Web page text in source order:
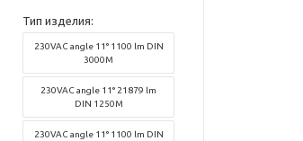
Тип изделия:
230VAC angle 11° 1100 lm DIN
3000M
230VAC angle 11° 21879 lm
DIN 1250M
230VAC angle 11° 1100 lm DIN